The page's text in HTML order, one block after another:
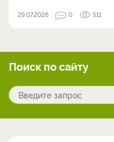
29.07.2026 0 511
Поиск по сайту